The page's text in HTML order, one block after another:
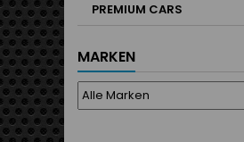
PREMIUM CARS
MARKEN